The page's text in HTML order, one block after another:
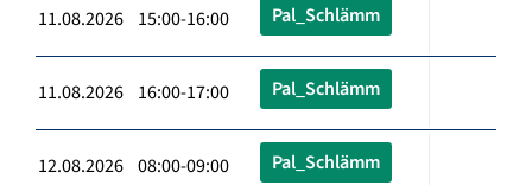
11.08.2026 15:00-16:00 Pal_Schlämm
11.08.2026 16:00-17:00 Pal_Schlämm
12.08.2026 08:00-09:00 Pal_Schlämm